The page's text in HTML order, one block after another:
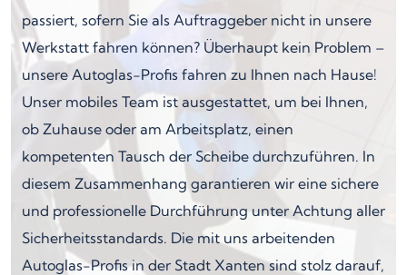
passiert, sofern Sie als Auftraggeber nicht in unsere
Werkstatt fahren können? Überhaupt kein Problem –
unsere Autoglas-Profis fahren zu Ihnen nach Hause!
Unser mobiles Team ist ausgestattet, um bei Ihnen,
ob Zuhause oder am Arbeitsplatz, einen
kompetenten Tausch der Scheibe durchzuführen. In
diesem Zusammenhang garantieren wir eine sichere
und professionelle Durchführung unter Achtung aller
Sicherheitsstandards. Die mit uns arbeitenden
Autoglas-Profis in der Stadt Xanten sind stolz darauf,